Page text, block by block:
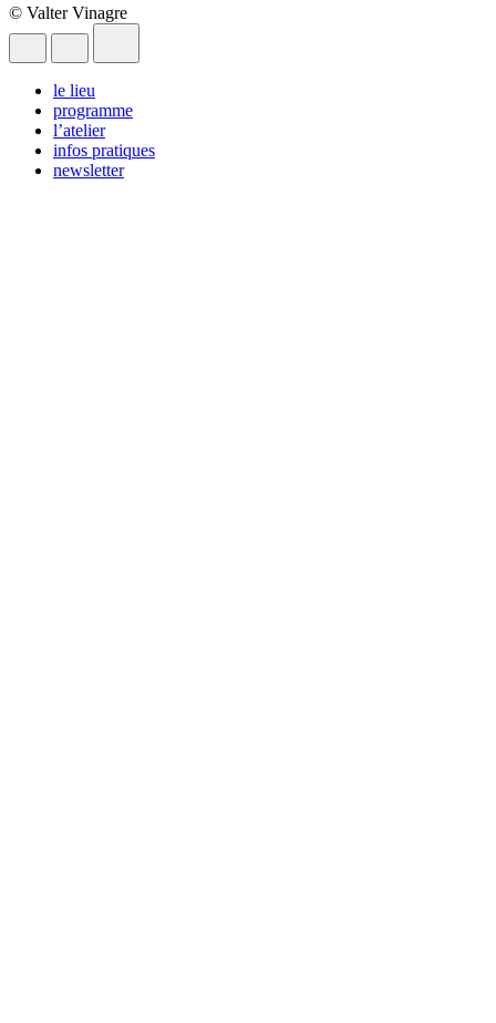
© Valter Vinagre
le lieu
programme
l’atelier
infos pratiques
newsletter